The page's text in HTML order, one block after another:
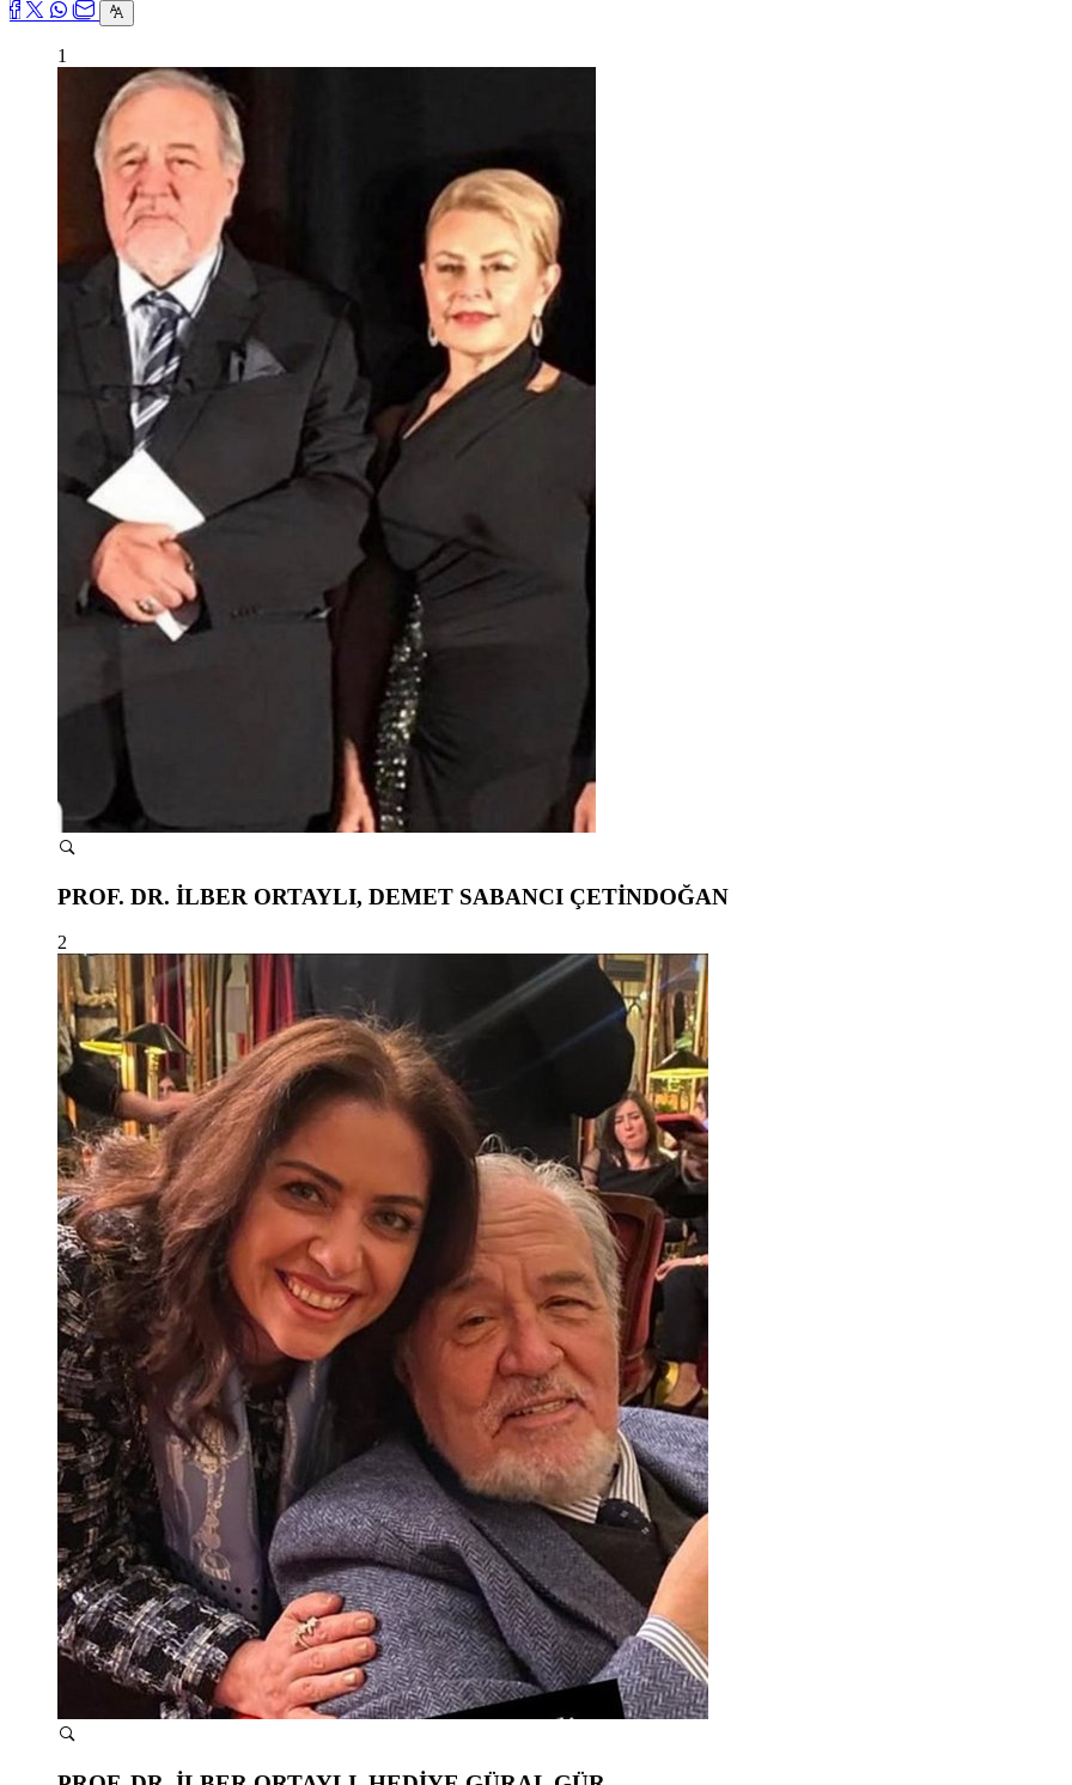
1
PROF. DR. İLBER ORTAYLI, DEMET SABANCI ÇETİNDOĞAN
2